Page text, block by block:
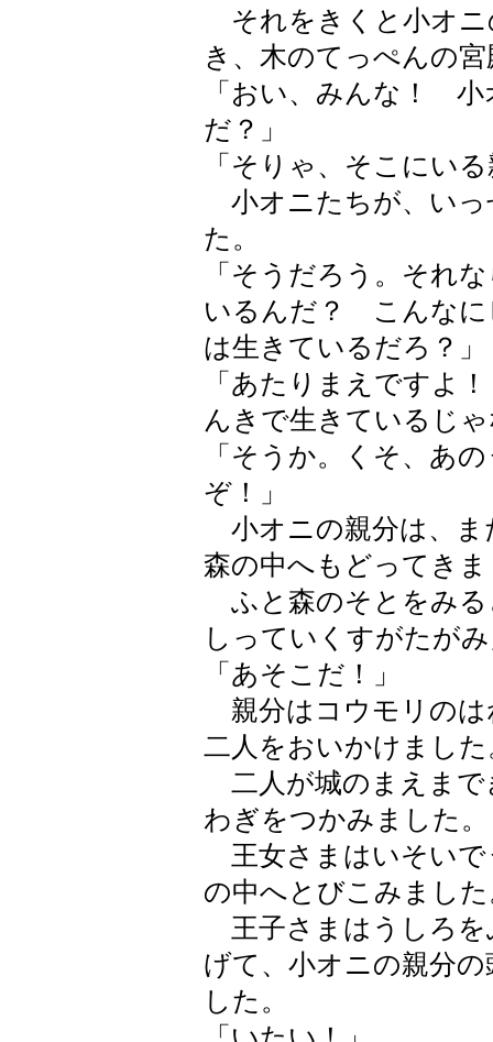
それをきくと小オニ
き、木のてっぺんの
「おい、みんな！
だ？」
「そりゃ、そこにい
小オニたちが、いっ
た。
「そうだろう。それ
いるんだ？ こんなに
は生きているだろ？」
「あたりまえですよ
んきで生きているじ
「そうか。くそ、あ
ぞ！」
小オニの親分は、ま
森の中へもどってき
ふと森のそとをみる
しっていくすがたが
「あそこだ！」
親分はコウモリのは
二人をおいかけました
二人が城のまえまで
わぎをつかみました。
王女さまはいそいで
の中へとびこみまし
王子さまはうしろを
げて、小オニの親分
した。